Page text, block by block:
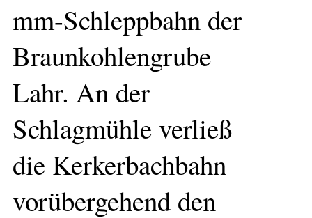
mm-Schleppbahn der
Braunkohlengrube
Lahr. An der
Schlagmühle verließ
die Kerkerbachbahn
vorübergehend den